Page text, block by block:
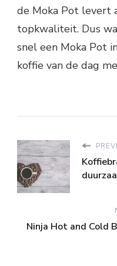
de Moka Pot levert
topkwaliteit. Dus
snel een Moka Pot
koffie van de dag
Ninja Hot and Cold